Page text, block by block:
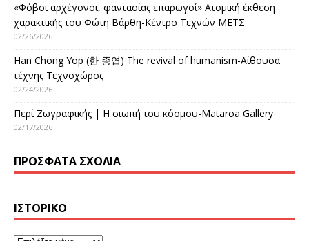
«Φόβοι αρχέγονοι, φαντασίας επαρωγοί» Ατομική έκθεση
χαρακτικής του Φώτη Βάρθη-Κέντρο Τεχνών ΜΕΤΣ
02/26/2026
Han Chong Yop (한 종엽) The revival of humanism-Αίθουσα
τέχνης Τεχνοχώρος
02/24/2026
Περί Ζωγραφικής | Η σιωπή του κόσμου-Mataroa Gallery
02/17/2026
ΠΡΌΣΦΑΤΑ ΣΧΌΛΙΑ
ΙΣΤΟΡΙΚΌ